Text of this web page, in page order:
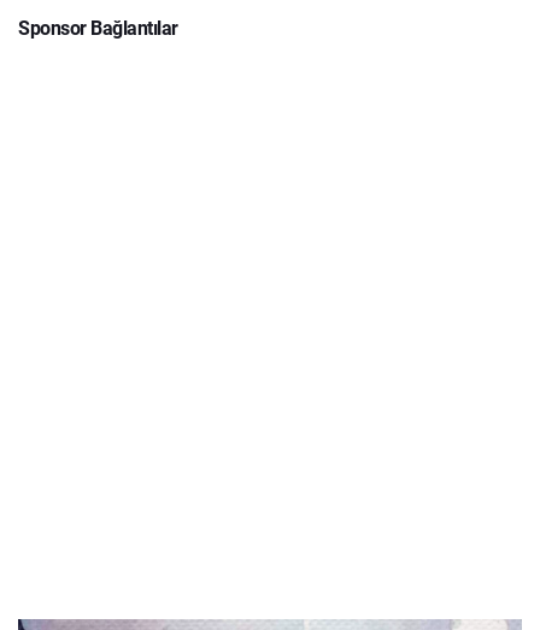
Sponsor Bağlantılar